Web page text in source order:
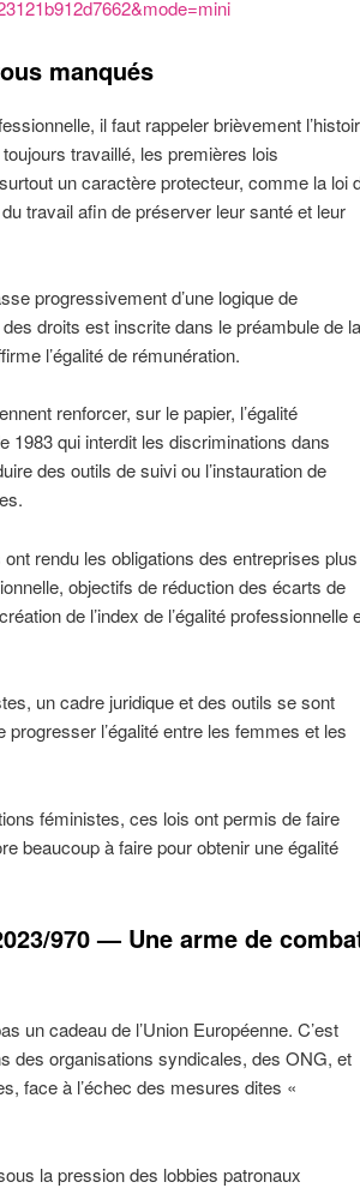
manqués
il faut rappeler brièvement
travaillé, les premières lois
un caractère protecteur, comme la loi
travail afin de préserver leur santé et leur
progressivement d’une logique de
des droits est inscrite dans le préambule de la
l’égalité de rémunération.
renforcer, sur le papier, l’égalité
1983 qui interdit les discriminations dans
des outils de suivi ou l’instauration de
rendu les obligations des entreprises plus
objectifs de réduction des écarts de
de l’index de l’égalité professionnelle
un cadre juridique et des outils se sont
l’égalité entre les femmes et les
féministes, ces lois ont permis de faire
beaucoup à faire pour obtenir une égalité
970 — Une arme de
un cadeau de l’Union Européenne. C’est
des organisations syndicales, des ONG, et
face à l’échec des mesures dites «
la pression des lobbies patronaux